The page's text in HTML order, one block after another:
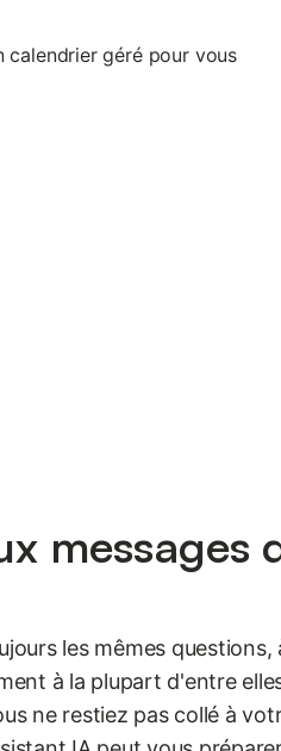
messages
les mêmes
à la plupart d'entre
ne restiez pas collé à